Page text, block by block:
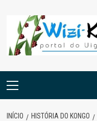
content
Menu
INÍCIO HISTÓRIA DO KONGO